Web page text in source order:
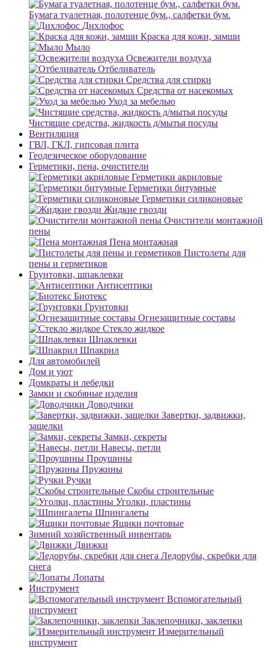
Бумага туалетная, полотенце бум., салфетки бум.
Дихлофос
Краска для кожи, замши
Мыло
Освежители воздуха
Отбеливатель
Средства для стирки
Средства от насекомых
Уход за мебелью
Чистящие средства, жидкость д/мытья посуды
Вентиляция
ГВЛ, ГКЛ, гипсовая плита
Геодезическое оборудование
Герметики, пена, очистители
Герметики акриловые
Герметики битумные
Герметики силиконовые
Жидкие гвозди
Очистители монтажной
пены
Пена монтажная
Пистолеты для
пены и герметиков
Грунтовки, шпаклевки
Антисептики
Биотекс
Грунтовки
Огнезащитные составы
Стекло жидкое
Шпаклевки
Шпакрил
Для автомобилей
Дом и уют
Домкраты и лебедки
Замки и скобяные изделия
Доводчики
Завертки, задвижки,
защелки
Замки, секреты
Навесы, петли
Проушины
Пружины
Ручки
Скобы строительные
Уголки, пластины
Шпингалеты
Ящики почтовые
Зимний хозяйственный инвентарь
Движки
Ледорубы, скребки для
снега
Лопаты
Инструмент
Вспомогательный
инструмент
Заклепочники, заклепки
Измерительный
инструмент